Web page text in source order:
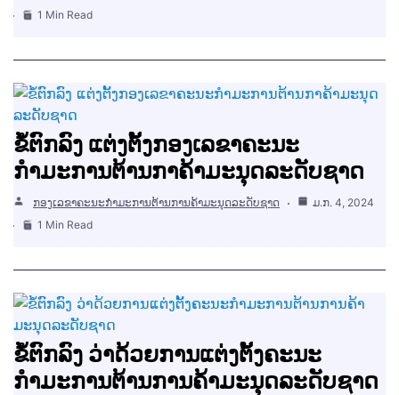
1 Min Read
ຂໍ້ຕົກລົງ ແຕ່ງຕັ້ງກອງເລຂາຄະນະ
ກຳມະການຕ້ານກາຄ້າມະນຸດລະດັບຊາດ
ກອງເລຂາຄະນະກຳມະການຕ້ານການຄ້າມະນຸດລະດັບຊາດ
ມ.ກ. 4, 2024
1 Min Read
ຂໍ້ຕົກລົງ ວ່າດ້ວຍການແຕ່ງຕັ້ງຄະນະ
ກຳມະການຕ້ານການຄ້າມະນຸດລະດັບຊາດ